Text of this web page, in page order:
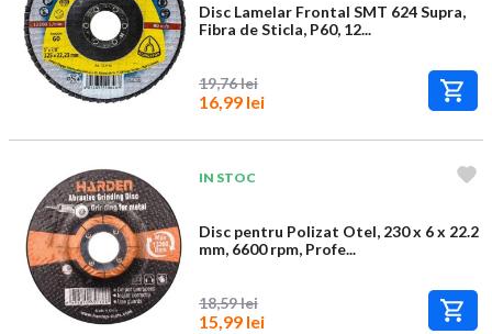
Disc Lamelar Frontal SMT 624 Supra,
Fibra de Sticla, P60, 12...
19,76 lei
16,99 lei
IN STOC
Disc pentru Polizat Otel, 230 x 6 x 22.2
mm, 6600 rpm, Profe...
18,59 lei
15,99 lei